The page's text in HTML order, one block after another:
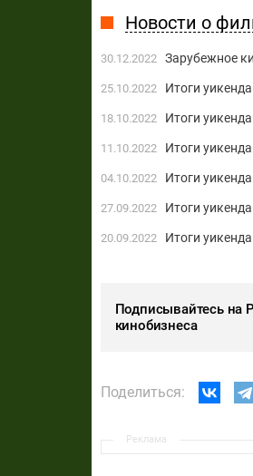
Новости о
30.12.2022 Зарубежное
25.10.2022 Итоги
18.10.2022 Итоги
11.10.2022 Итоги
04.10.2022 Итоги
27.09.2022 Итоги
20.09.2022 Итоги
Подписывайтесь на
кинобизнеса
Поделиться:
Реклама